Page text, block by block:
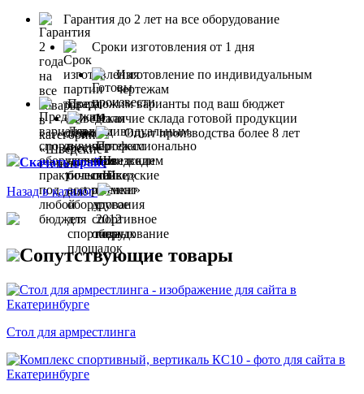
Гарантия до 2 лет на все оборудование
Сроки изготовления от 1 дня
Изготовление по индивидуальным
чертежам
Предложим варианты под ваш бюджет
Наличие склада готовой продукции
Опыт производства более 8 лет
Скачать прайс
Назад в каталог
Сопутствующие товары
Стол для армрестлинга